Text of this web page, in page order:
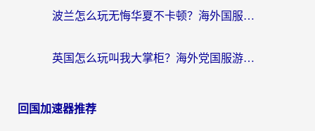
波兰怎么玩无悔华夏不卡顿？海外国服游戏加速器终极指南（附征途2萤火突击解决方案）
英国怎么玩叫我大掌柜？海外党国服游戏加速避坑指南（附实测推荐）
回国加速器推荐